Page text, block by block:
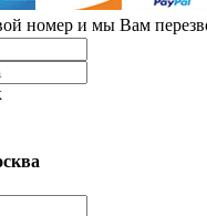
номер и мы Вам